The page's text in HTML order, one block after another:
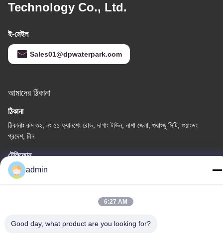
Technology Co., Ltd.
ই-মেইল
Sales01@dpwaterpark.com
আমাদের ঠিকানা
ঠিকানা
ঠিকানাঃ রুম ৩২, নং ৫১ ফ্যানশেং রোড, দাগাং টাউন, নাশা জেলা, গুয়াংজু সিটি, গুয়াংডং
প্রদেশ, চীন
টেলিফোন
86-20-34989160
গোপনীয়তা নীতি |সাইট ম্যাপ
admin
6:27 AM
Good day, what product are you looking for?